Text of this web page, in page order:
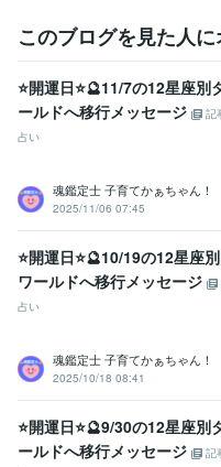
ご相談や鑑定を
お受けいただいた後に
感じていただけますよう
鑑定書を作成しております。
福祉住環境コーディネーター2級
福祉用具専門相談員
得意分野
悩み相談・カウンセリング
【魂の気質から読み解く不登
シフトメッセージ】
子育ての悩み
占い 【魂の気質から読み解く
ためのお手伝い♡♪】
悩み相談 子育ての悩み
このブログを見た人
⭐開運日⭐🔮11/7の12星座別
ールドへ移行メッセージ
記
占い
魂鑑定士 子育てかぁちゃん！
2025/11/06 07:45
⭐開運日⭐🔮10/19の12星座
ワールドへ移行メッセージ
占い
魂鑑定士 子育てかぁちゃん！
2025/10/18 08:41
⭐開運日⭐🔮9/30の12星座別
ールドへ移行メッセージ
記